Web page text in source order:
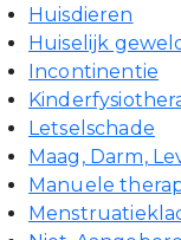
Huisdieren
Huiselijk
Incontinentie
Letselschade
Maag, Darm,
Manuele